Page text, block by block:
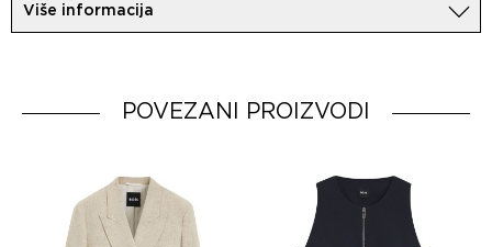
Više informacija
POVEZANI PROIZVODI